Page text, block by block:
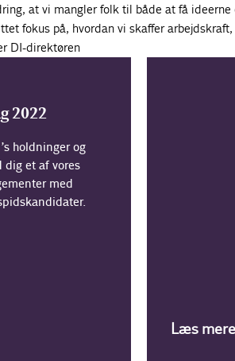
at vi mangler folk til både at få
fokus på, hvordan vi skaffer
DI-direktøren
2022
holdninger og
dig et af vores
med
Læs mere